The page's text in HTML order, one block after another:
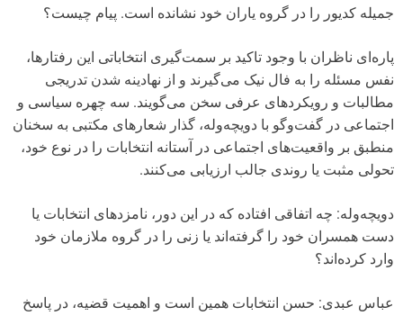
جمیله کدیور را در گروه یاران خود نشانده است. پیام چیست؟
پاره‌ای ناظران با وجود تاکید بر سمت‌گیری انتخاباتی این رفتارها،
نفس مسئله را به فال نیک می‌گیرند و از نهادینه شدن تدریجی
مطالبات و رویکردهای عرفی سخن می‌گویند. سه چهره سیاسی و
اجتماعی در گفت‌وگو با دویچه‌وله، گذار شعارهای مکتبی به سخنان
منطبق بر واقعیت‌های اجتماعی در آستانه انتخابات را در نوع خود،
تحولی مثبت یا روندی جالب ارزیابی می‌کنند.
دویچه‌وله: چه اتفاقی افتاده که در این دور، نامزدهای انتخابات یا
دست همسران خود را گرفته‌اند یا زنی را در گروه ملازمان خود
وارد کرده‌اند؟
عباس عبدی: حسن انتخابات همین است و اهمیت قضیه، در پاسخ